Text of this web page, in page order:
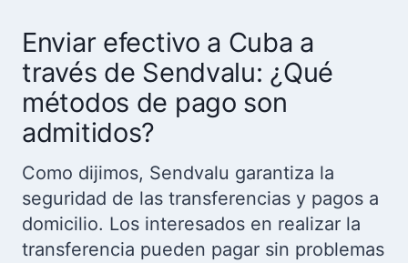
Enviar efectivo a Cuba a
través de Sendvalu: ¿Qué
métodos de pago son
admitidos?
Como dijimos, Sendvalu garantiza la
seguridad de las transferencias y pagos a
domicilio. Los interesados en realizar la
transferencia pueden pagar sin problemas